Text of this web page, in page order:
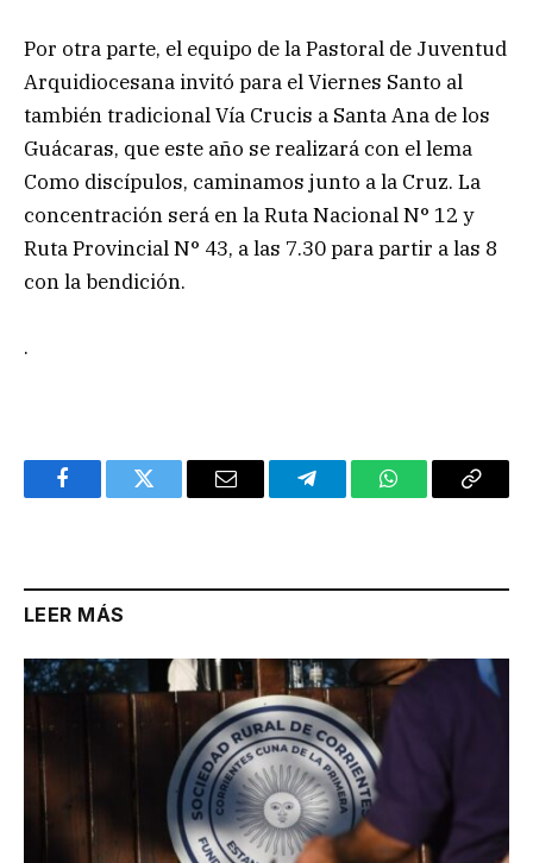
Por otra parte, el equipo de la Pastoral de Juventud
Arquidiocesana invitó para el Viernes Santo al
también tradicional Vía Crucis a Santa Ana de los
Guácaras, que este año se realizará con el lema
Como discípulos, caminamos junto a la Cruz. La
concentración será en la Ruta Nacional N° 12 y
Ruta Provincial N° 43, a las 7.30 para partir a las 8
con la bendición.
.
FacebookTwitter Email TelegramWhatsAppCopy
LEER MÁS